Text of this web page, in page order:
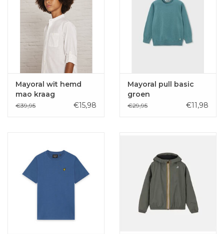
Mayoral wit hemd
mao kraag
€39,95 €15,98
Mayoral pull basic
groen
€29,95 €11,98